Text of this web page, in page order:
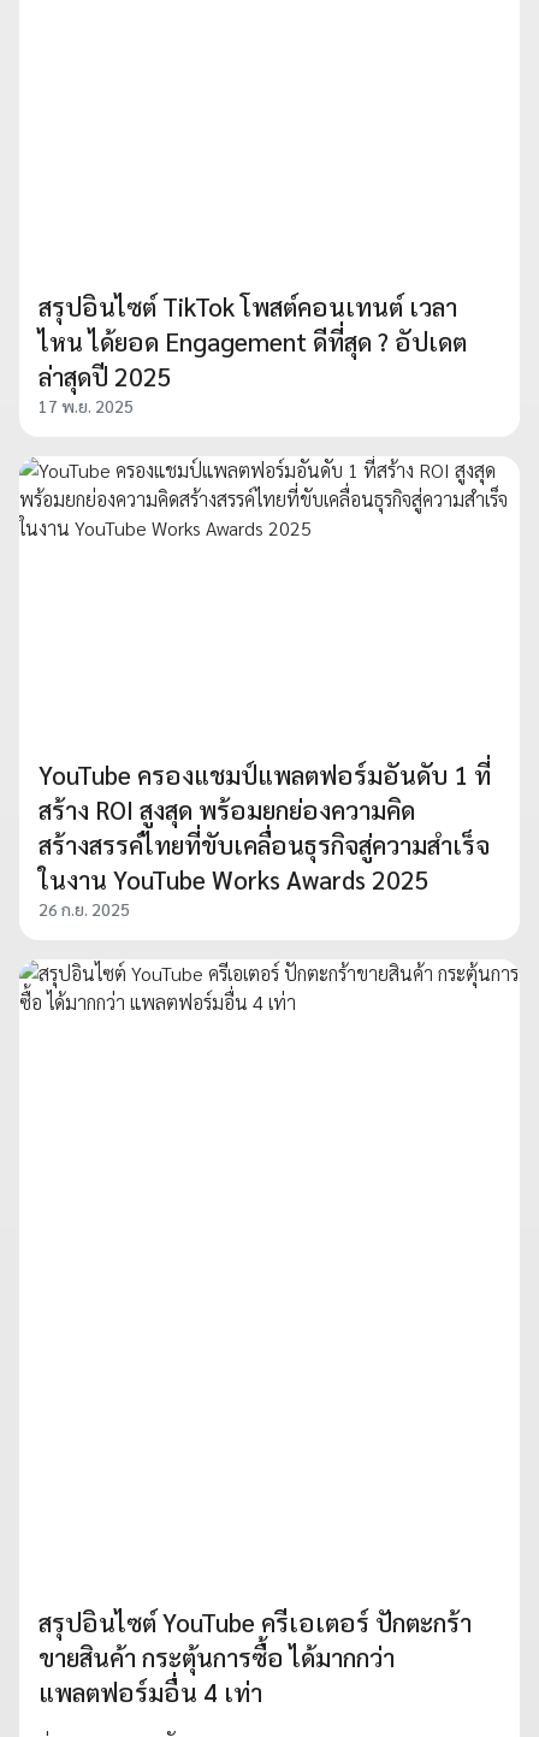
สรุปอินไซต์ TikTok โพสต์คอนเทนต์ เวลา
ไหน ได้ยอด Engagement ดีที่สุด ? อัปเดต
ล่าสุดปี 2025
17 พ.ย. 2025
YouTube ครองแชมป์แพลตฟอร์มอันดับ 1 ที่
สร้าง ROI สูงสุด พร้อมยกย่องความคิด
สร้างสรรค์ไทยที่ขับเคลื่อนธุรกิจสู่ความสำเร็จ
ในงาน YouTube Works Awards 2025
26 ก.ย. 2025
สรุปอินไซต์ YouTube ครีเอเตอร์ ปักตะกร้า
ขายสินค้า กระตุ้นการซื้อ ได้มากกว่า
แพลตฟอร์มอื่น 4 เท่า